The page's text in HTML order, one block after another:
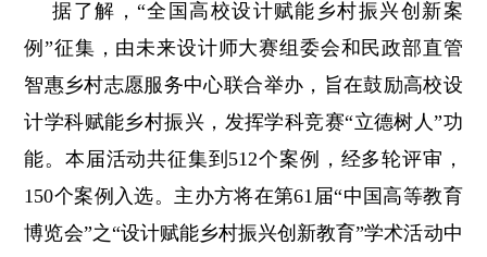
据了解，“全国高校设计赋能乡村振兴创新案
例”征集，由未来设计师大赛组委会和民政部直管
智惠乡村志愿服务中心联合举办，旨在鼓励高校设
计学科赋能乡村振兴，发挥学科竞赛“立德树人”功
能。本届活动共征集到512个案例，经多轮评审，
150个案例入选。主办方将在第61届“中国高等教育
博览会”之“设计赋能乡村振兴创新教育”学术活动中